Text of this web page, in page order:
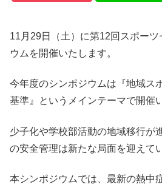
11月29日（土）に第12回スポー
ウムを開催いたします。
今年度のシンポジウムは『地域ス
基準』というメインテーマで開催
少子化や学校部活動の地域移行が
の安全管理は新たな局面を迎えて
本シンポジウムでは、最新の熱中